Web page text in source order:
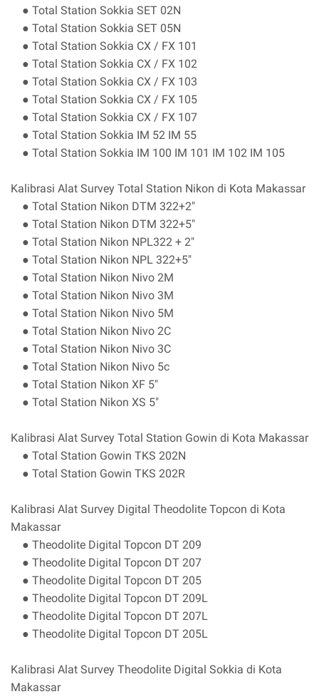
● Total Station Sokkia SET 02N
● Total Station Sokkia SET 05N
● Total Station Sokkia CX / FX 101
● Total Station Sokkia CX / FX 102
● Total Station Sokkia CX / FX 103
● Total Station Sokkia CX / FX 105
● Total Station Sokkia CX / FX 107
● Total Station Sokkia IM 52 IM 55
● Total Station Sokkia IM 100 IM 101 IM 102 IM 105
Kalibrasi Alat Survey Total Station Nikon di Kota Makassar
● Total Station Nikon DTM 322+2"
● Total Station Nikon DTM 322+5"
● Total Station Nikon NPL322 + 2"
● Total Station Nikon NPL 322+5"
● Total Station Nikon Nivo 2M
● Total Station Nikon Nivo 3M
● Total Station Nikon Nivo 5M
● Total Station Nikon Nivo 2C
● Total Station Nikon Nivo 3C
● Total Station Nikon Nivo 5c
● Total Station Nikon XF 5"
● Total Station Nikon XS 5"
Kalibrasi Alat Survey Total Station Gowin di Kota Makassar
● Total Station Gowin TKS 202N
● Total Station Gowin TKS 202R
Kalibrasi Alat Survey Digital Theodolite Topcon di Kota
Makassar
● Theodolite Digital Topcon DT 209
● Theodolite Digital Topcon DT 207
● Theodolite Digital Topcon DT 205
● Theodolite Digital Topcon DT 209L
● Theodolite Digital Topcon DT 207L
● Theodolite Digital Topcon DT 205L
Kalibrasi Alat Survey Theodolite Digital Sokkia di Kota
Makassar